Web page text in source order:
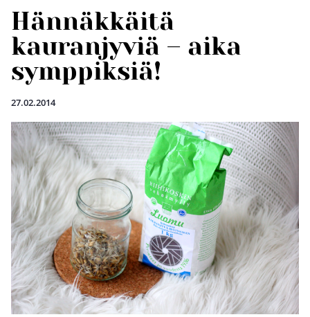
Hännäkkäitä
kauranjyviä – aika
symppiksiä!
27.02.2014